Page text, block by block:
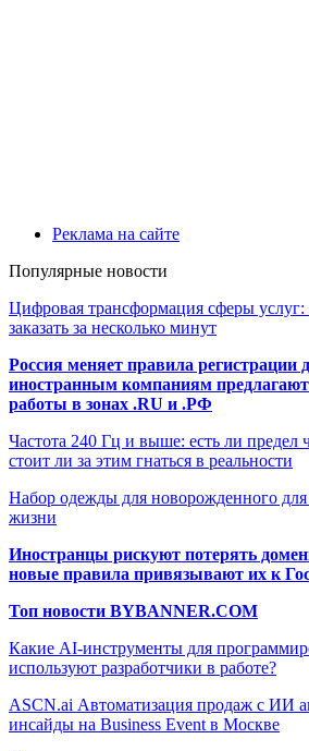
Реклама на сайте
Популярные новости
Цифровая трансформация сферы
заказать за несколько минут
Россия меняет правила регистрации
иностранным компаниям
работы в зонах .RU и .РФ
Частота 240 Гц и выше: есть ли предел
стоит ли за этим гнаться в реальности
Набор одежды для новорожденного для
жизни
Иностранцы рискуют потерять
новые правила привязывают их к
Топ новости BYBANNER.COM
Какие AI-инструменты для
используют разработчики в работе?
ASCN.ai Автоматизация продаж с ИИ
инсайды на Business Event в Москве